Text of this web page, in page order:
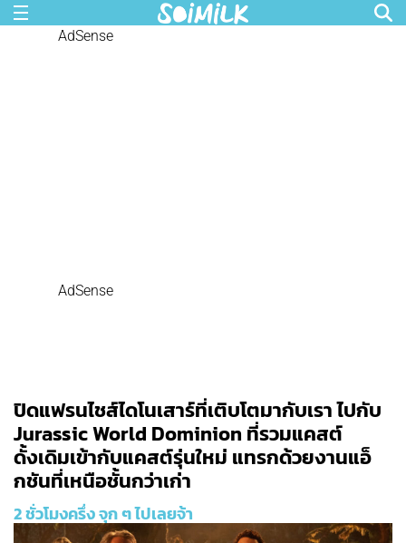
AdSense
AdSense
ปิดแฟรนไชส์ไดโนเสาร์ที่เติบโตมากับเรา ไปกับ
Jurassic World Dominion ที่รวมแคสต์
ดั้งเดิมเข้ากับแคสต์รุ่นใหม่ แทรกด้วยงานแอ็
กชันที่เหนือชั้นกว่าเก่า
2 ชั่วโมงครึ่ง จุก ๆ ไปเลยจ้า